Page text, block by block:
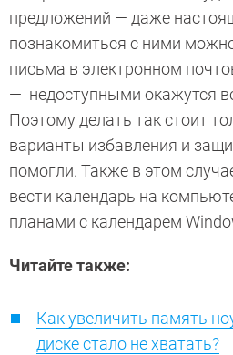
предложений — даже
познакомиться с ними
письма в электронном
— недоступными окажутся
Поэтому делать так стоит
варианты избавления и
помогли. Также в этом
вести календарь на
планами с календарем
Читайте также:
Как увеличить память
диске стало не хватать?